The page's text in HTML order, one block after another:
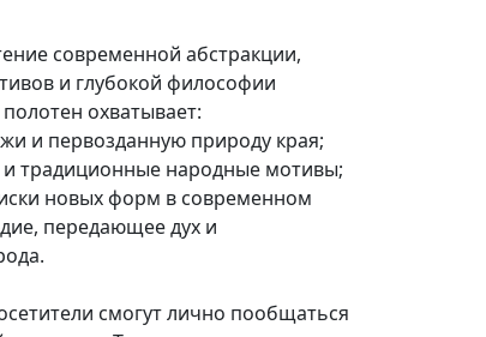
современной абстракции,
и глубокой философии
охватывает:
и первозданную природу края;
традиционные народные мотивы;
новых форм в современном
передающее дух и
смогут лично пообщаться